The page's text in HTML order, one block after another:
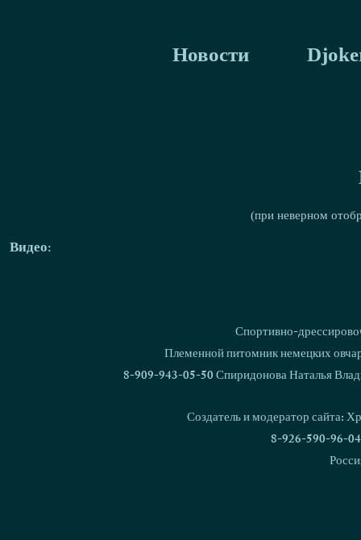
Новости
(при неверном
Видео:
Спортивно-
Племенной питомник немецких
8-909-943-05-50 Спиридонова Наталья
Создатель и модератор сайта:
8-926-590-96-